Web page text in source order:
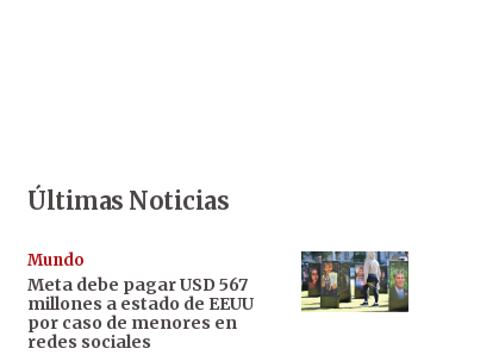
Últimas Noticias
Mundo
Meta debe pagar USD 567
millones a estado de EEUU
por caso de menores en
redes sociales